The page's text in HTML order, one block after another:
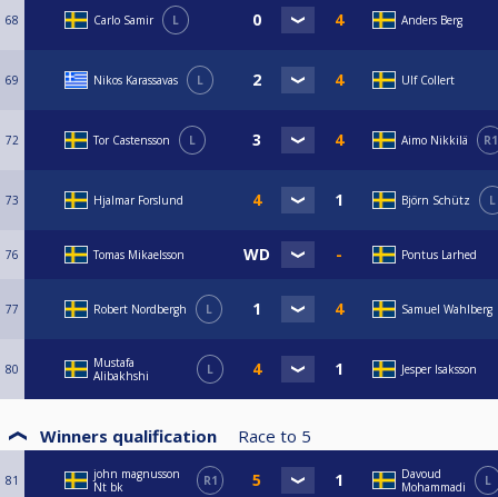
68 Carlo Samir L Anders Berg
69 Nikos Karassavas L Ulf Collert
72 Tor Castensson L Aimo Nikkilä R1
73 Hjalmar Forslund Björn Schütz L
76 Tomas Mikaelsson Pontus Larhed
77 Robert Nordbergh L Samuel Wahlberg
80
Mustafa
Alibakhshi
L Jesper Isaksson
Winners qualification Race to 5
81
john magnusson
Nt bk
R1
Davoud
Mohammadi
L